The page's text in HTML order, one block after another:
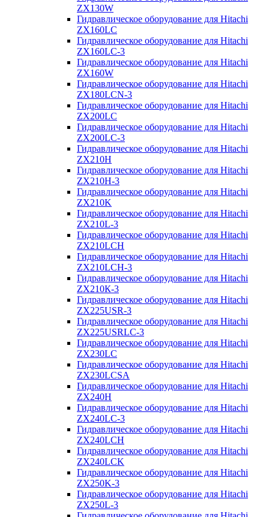
ZX130W
Гидравлическое оборудование для Hitachi
ZX160LC
Гидравлическое оборудование для Hitachi
ZX160LC-3
Гидравлическое оборудование для Hitachi
ZX160W
Гидравлическое оборудование для Hitachi
ZX180LCN-3
Гидравлическое оборудование для Hitachi
ZX200LC
Гидравлическое оборудование для Hitachi
ZX200LC-3
Гидравлическое оборудование для Hitachi
ZX210H
Гидравлическое оборудование для Hitachi
ZX210H-3
Гидравлическое оборудование для Hitachi
ZX210K
Гидравлическое оборудование для Hitachi
ZX210L-3
Гидравлическое оборудование для Hitachi
ZX210LCH
Гидравлическое оборудование для Hitachi
ZX210LCH-3
Гидравлическое оборудование для Hitachi
ZX210К-3
Гидравлическое оборудование для Hitachi
ZX225USR-3
Гидравлическое оборудование для Hitachi
ZX225USRLC-3
Гидравлическое оборудование для Hitachi
ZX230LC
Гидравлическое оборудование для Hitachi
ZX230LCSA
Гидравлическое оборудование для Hitachi
ZX240H
Гидравлическое оборудование для Hitachi
ZX240LC-3
Гидравлическое оборудование для Hitachi
ZX240LCH
Гидравлическое оборудование для Hitachi
ZX240LCK
Гидравлическое оборудование для Hitachi
ZX250K-3
Гидравлическое оборудование для Hitachi
ZX250L-3